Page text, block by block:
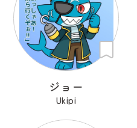
ジョー
Ukipi